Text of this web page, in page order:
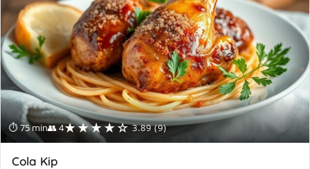
⏱ 75 min👥 4★★★★☆ 3.89 (9)
Cola Kip